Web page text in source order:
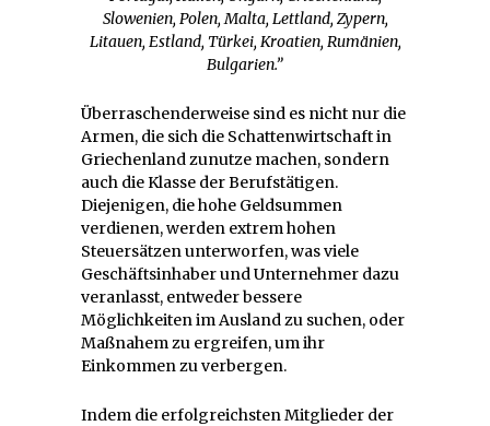
Slowenien, Polen, Malta, Lettland, Zypern,
Litauen, Estland, Türkei, Kroatien, Rumänien,
Bulgarien.”
Überraschenderweise sind es nicht nur die
Armen, die sich die Schattenwirtschaft in
Griechenland zunutze machen, sondern
auch die Klasse der Berufstätigen.
Diejenigen, die hohe Geldsummen
verdienen, werden extrem hohen
Steuersätzen unterworfen, was viele
Geschäftsinhaber und Unternehmer dazu
veranlasst, entweder bessere
Möglichkeiten im Ausland zu suchen, oder
Maßnahem zu ergreifen, um ihr
Einkommen zu verbergen.
Indem die erfolgreichsten Mitglieder der